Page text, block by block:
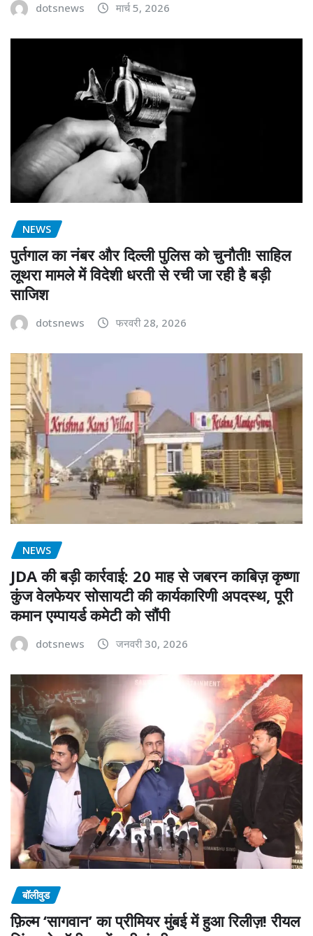
dotsnews मार्च 5, 2026
NEWS
पुर्तगाल का नंबर और दिल्ली पुलिस को चुनौती! साहिल
लूथरा मामले में विदेशी धरती से रची जा रही है बड़ी
साजिश
dotsnews फरवरी 28, 2026
NEWS
JDA की बड़ी कार्रवाई: 20 माह से जबरन काबिज़ कृष्णा
कुंज वेलफेयर सोसायटी की कार्यकारिणी अपदस्थ, पूरी
कमान एम्पायर्ड कमेटी को सौंपी
dotsnews जनवरी 30, 2026
बॉलीवुड
फ़िल्म ‘सागवान’ का प्रीमियर मुंबई में हुआ रिलीज़! रीयल